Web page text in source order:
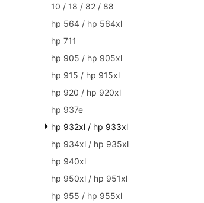
10 / 18 / 82 / 88
hp 564 / hp 564xl
hp 711
hp 905 / hp 905xl
hp 915 / hp 915xl
hp 920 / hp 920xl
hp 937e
hp 932xl / hp 933xl
hp 934xl / hp 935xl
hp 940xl
hp 950xl / hp 951xl
hp 955 / hp 955xl